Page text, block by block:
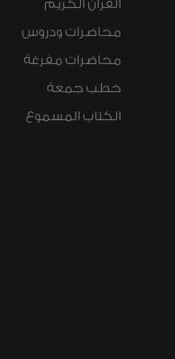
القرآن الكريم
محاضرات ودروس
محاضرات مفرغة
خطب جمعة
الكتاب المسموع